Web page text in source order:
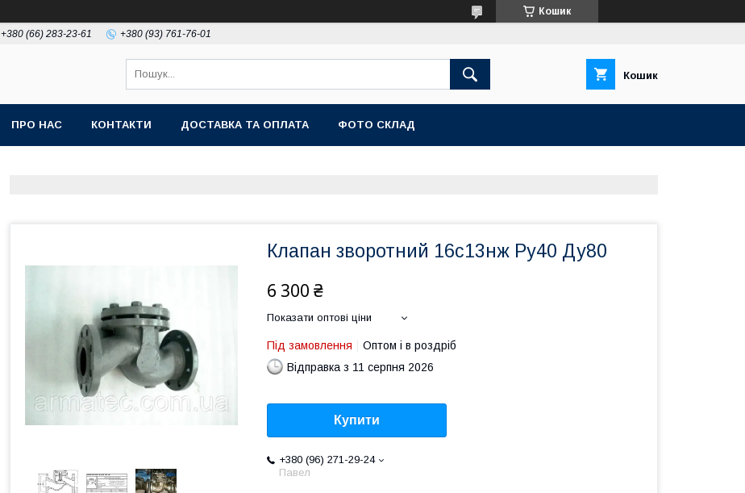
Кошик
+380 (66) 283-23-61 +380 (93) 761-76-01
Кошик
ПРО НАС КОНТАКТИ ДОСТАВКА ТА ОПЛАТА ФОТО СКЛАД
Клапан зворотний 16с13нж Ру40 Ду80
6 300 ₴
Показати оптові ціни
Під замовлення
Оптом і в роздріб
Відправка з 11 серпня 2026
Купити
+380 (96) 271-29-24
Павел